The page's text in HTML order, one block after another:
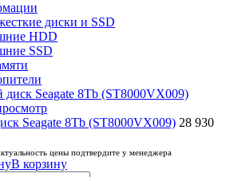
диски и SSD
HDD
SSD
Seagate 8Tb (ST8000VX009) 28 930
цены подтвердите у менеджера
В корзину